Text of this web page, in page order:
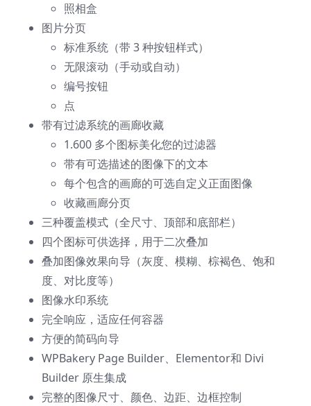
照相盒
图片分页
标准系统（带 3 种按钮样式）
无限滚动（手动或自动）
编号按钮
点
带有过滤系统的画廊收藏
1.600 多个图标美化您的过滤器
带有可选描述的图像下的文本
每个包含的画廊的可选自定义正面图像
收藏画廊分页
三种覆盖模式（全尺寸、顶部和底部栏）
四个图标可供选择，用于二次叠加
叠加图像效果向导（灰度、模糊、棕褐色、饱和
度、对比度等）
图像水印系统
完全响应，适应任何容器
方便的简码向导
WPBakery Page Builder、Elementor和 Divi
Builder 原生集成
完整的图像尺寸、颜色、边距、边框控制